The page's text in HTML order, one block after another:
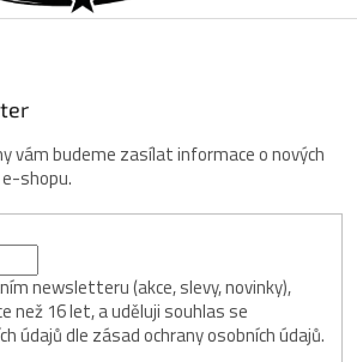
vám budeme zasílat informace o nových
shopu.
newsletteru (akce, slevy, novinky),
než 16 let, a uděluji souhlas se
údajů dle zásad ochrany osobních údajů.